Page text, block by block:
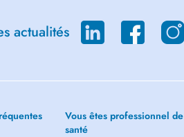
actualités
Vous êtes professionnel de
santé